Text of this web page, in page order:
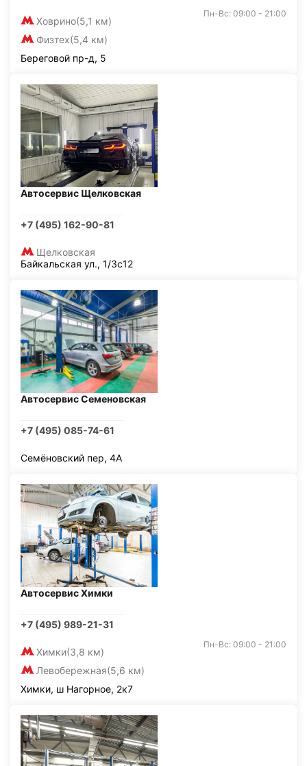
Ховрино(5,1 км)
Физтех(5,4 км)
Пн-Вс: 09:00 - 21:00
Береговой пр-д, 5
Автосервис Щелковская
+7 (495) 162-90-81
Щелковская
Байкальская ул., 1/3с12
Автосервис Семеновская
+7 (495) 085-74-61
Семёновский пер, 4А
Автосервис Химки
+7 (495) 989-21-31
Химки(3,8 км)
Левобережная(5,6 км)
Пн-Вс: 09:00 - 21:00
Химки, ш Нагорное, 2к7